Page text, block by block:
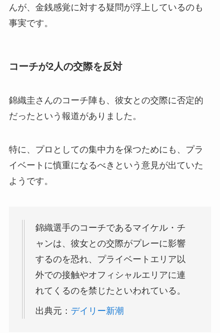
んが、金銭感覚に対する疑問が浮上しているのも
事実です。
コーチが2人の交際を反対
錦織圭さんのコーチ陣も、彼女との交際に否定的
だったという報道がありました。
特に、プロとしての集中力を保つためにも、プラ
イベートに慎重になるべきという意見が出ていた
ようです。
錦織選手のコーチであるマイケル・チ
ャンは、彼女との交際がプレーに影響
するのを恐れ、プライベートエリア以
外での接触やオフィシャルエリアに連
れてくるのを禁じたといわれている。
出典元： デイリー新潮